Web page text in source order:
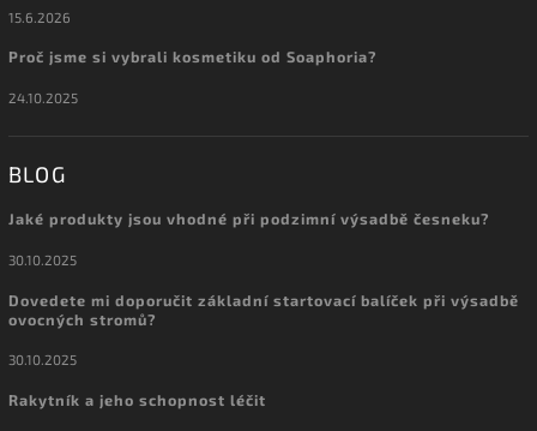
15.6.2026
Proč jsme si vybrali kosmetiku od Soaphoria?
24.10.2025
BLOG
Jaké produkty jsou vhodné při podzimní výsadbě česneku?
30.10.2025
Dovedete mi doporučit základní startovací balíček při výsadbě
ovocných stromů?
30.10.2025
Rakytník a jeho schopnost léčit